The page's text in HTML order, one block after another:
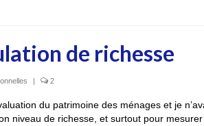
de richesse
2
du patrimoine des ménages et je
niveau de richesse, et surtout pour